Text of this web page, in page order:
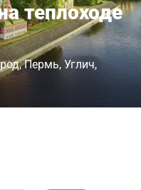
теплоходе
Пермь Углич